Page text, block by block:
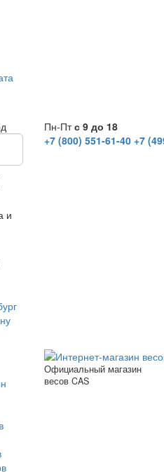
и
Пн-Птс 9 до 18
+7 (800) 551-61-40 +7
Официальный магазин
весов CAS